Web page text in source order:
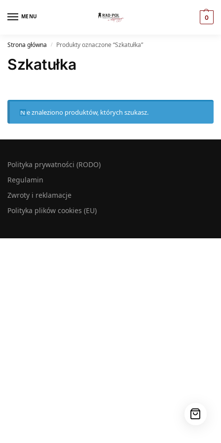
MENU 0
Strona główna / Produkty oznaczone “Szkatułka”
Szkatułka
Nie znaleziono produktów, których szukasz.
Polityka prywatności (RODO)
Regulamin
Zwroty i reklamacje
Polityka plików cookies (EU)